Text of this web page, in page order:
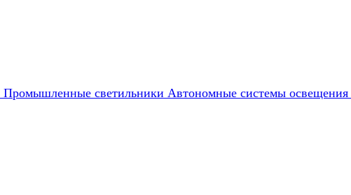
Промышленные светильники Автономные системы освещения